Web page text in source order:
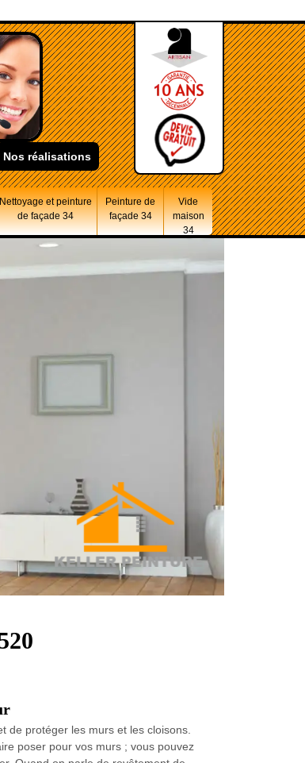
Nos réalisations
Nettoyage et peinture
de façade 34
Peinture de
façade 34
Vide
maison
34
de protéger les murs et les cloisons.
poser pour vos murs ; vous pouvez